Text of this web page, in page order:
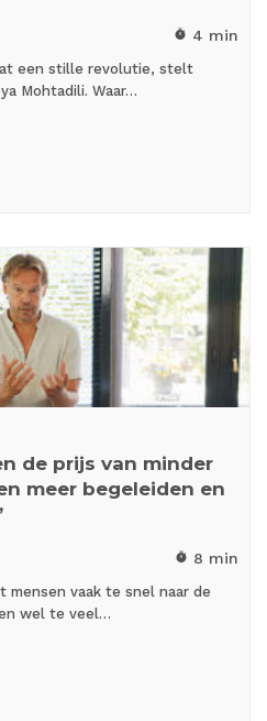
timer 4 min
een stille revolutie, stelt
Mohtadili. Waar…
de prijs van minder
meer begeleiden en
timer 8 min
mensen vaak te snel naar de
wel te veel…